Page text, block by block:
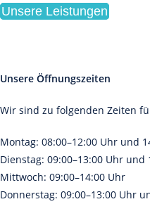
Unsere Leistungen
Unsere Öffnungszeiten
Wir sind zu folgenden Zeiten
Montag: 08:00–12:00 Uhr und
Dienstag: 09:00–13:00 Uhr und
Mittwoch: 09:00–14:00 Uhr
Donnerstag: 09:00–13:00 Uhr